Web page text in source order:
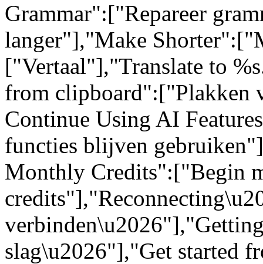
Grammar":["Repareer
langer"],"Make
["Vertaal"],"Translate to
from clipboard":["Plakken
Continue Using AI
functies blijven
Monthly Credits":["Begin
slag\u2026"],"Get started